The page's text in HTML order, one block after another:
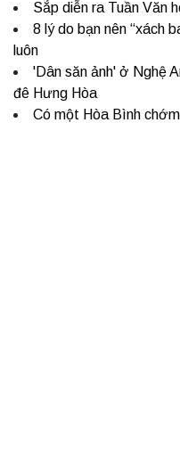
Sắp diễn ra Tuần Văn
8 lý do bạn nên “xách
luôn
'Dân săn ảnh' ở Nghệ
đê Hưng Hòa
Có một Hòa Bình